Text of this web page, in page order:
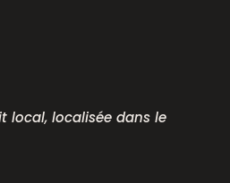
local, localisée dans le